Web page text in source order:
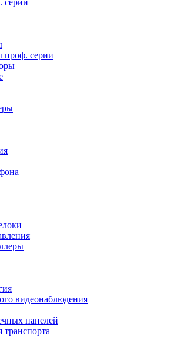
серии
проф. серии
видеонаблюдения
панелей